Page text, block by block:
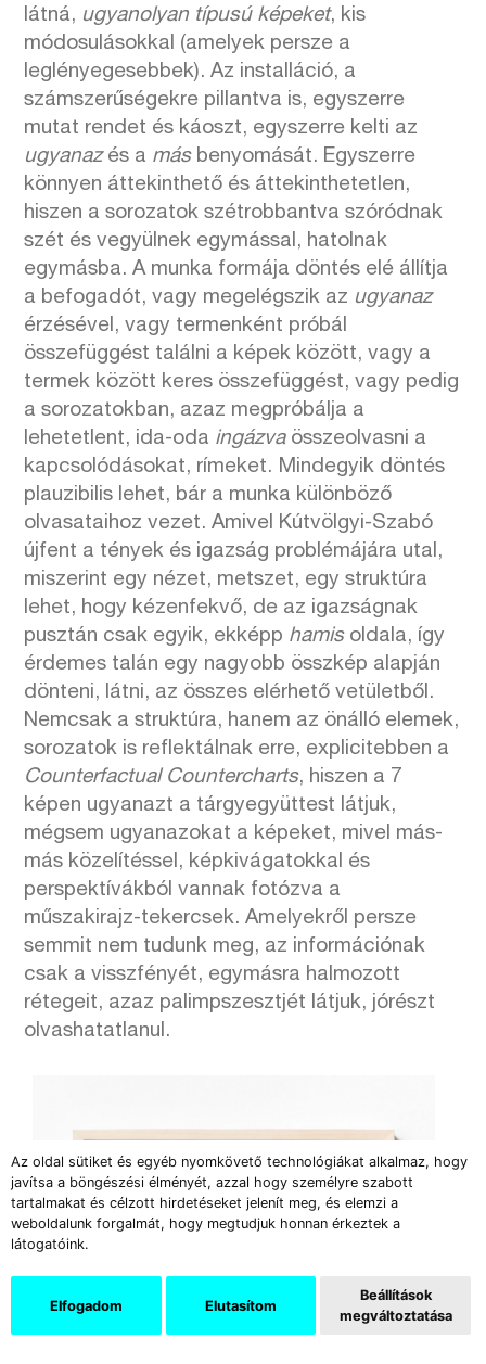
Az oldal sütiket és egyéb nyomkövető technológiákat alkalmaz, hogy
javítsa a böngészési élményét, azzal hogy személyre szabott
tartalmakat és célzott hirdetéseket jelenít meg, és elemzi a
weboldalunk forgalmát, hogy megtudjuk honnan érkeztek a
látogatóink.
Elfogadom Elutasítom
Beállítások
megváltoztatása
látná, ugyanolyan típusú képeket, kis
módosulásokkal (amelyek persze a
leglényegesebbek). Az installáció, a
számszerűségekre pillantva is, egyszerre
mutat rendet és káoszt, egyszerre kelti az
ugyanaz és a más benyomását. Egyszerre
könnyen áttekinthető és áttekinthetetlen,
hiszen a sorozatok szétrobbantva szóródnak
szét és vegyülnek egymással, hatolnak
egymásba. A munka formája döntés elé állítja
a befogadót, vagy megelégszik az ugyanaz
érzésével, vagy termenként próbál
összefüggést találni a képek között, vagy a
termek között keres összefüggést, vagy pedig
a sorozatokban, azaz megpróbálja a
lehetetlent, ida-oda ingázva összeolvasni a
kapcsolódásokat, rímeket. Mindegyik döntés
plauzibilis lehet, bár a munka különböző
olvasataihoz vezet. Amivel Kútvölgyi-Szabó
újfent a tények és igazság problémájára utal,
miszerint egy nézet, metszet, egy struktúra
lehet, hogy kézenfekvő, de az igazságnak
pusztán csak egyik, ekképp hamisoldala, így
érdemes talán egy nagyobb összkép alapján
dönteni, látni, az összes elérhető vetületből.
Nemcsak a struktúra, hanem az önálló elemek,
sorozatok is reflektálnak erre, explicitebben a
Counterfactual Countercharts, hiszen a 7
képen ugyanazt a tárgyegyüttest látjuk,
mégsem ugyanazokat a képeket, mivel más-
más közelítéssel, képkivágatokkal és
perspektívákból vannak fotózva a
műszakirajz-tekercsek. Amelyekről persze
semmit nem tudunk meg, az információnak
csak a visszfényét, egymásra halmozott
rétegeit, azaz palimpszesztjét látjuk, jórészt
olvashatatlanul.